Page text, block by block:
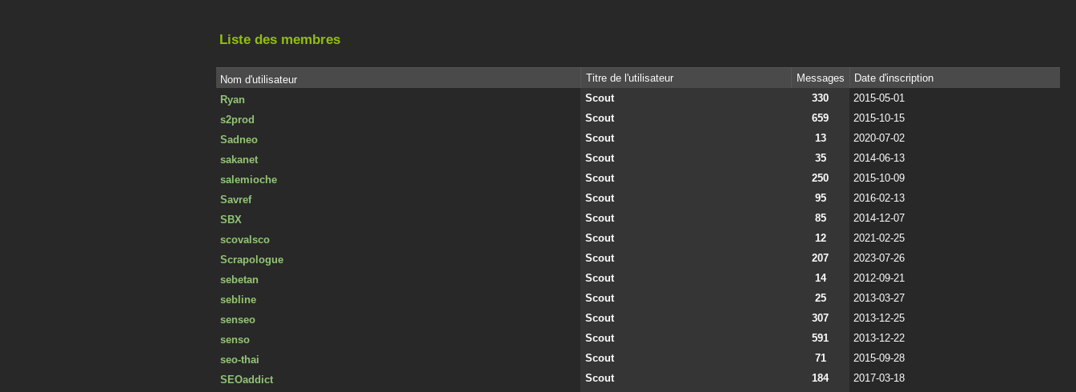
Liste des membres
Nom d'utilisateur Titre de l'utilisateur Messages
Date d'inscription
Ryan
Scout 330
2015-05-01
s2prod
Scout 659
2015-10-15
Sadneo
Scout 13
2020-07-02
sakanet
Scout 35
2014-06-13
salemioche
Scout 250
2015-10-09
Savref
Scout 95
2016-02-13
SBX
Scout 85
2014-12-07
scovalsco
Scout 12
2021-02-25
Scrapologue
Scout 207
2023-07-26
sebetan
Scout 14
2012-09-21
sebline
Scout 25
2013-03-27
senseo
Scout 307
2013-12-25
senso
Scout 591
2013-12-22
seo-thai
Scout 71
2015-09-28
SEOaddict
Scout 184
2017-03-18